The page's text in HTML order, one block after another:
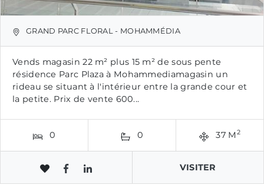
GRAND PARC FLORAL - MOHAMMÉDIA
Vends magasin 22 m² plus 15 m² de sous pente
résidence Parc Plaza à Mohammediamagasin un
rideau se situant à l'intérieur entre la grande cour et
la petite. Prix de vente 600...
0 0 37 M2
VISITER